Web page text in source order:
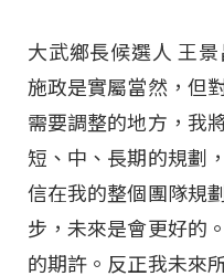
大武鄉長候選人 王
施政是實屬當然，但
需要調整的地方，我
短、中、長期的規劃
信在我的整個團隊規
步，未來是會更好的
的期許。反正我未來